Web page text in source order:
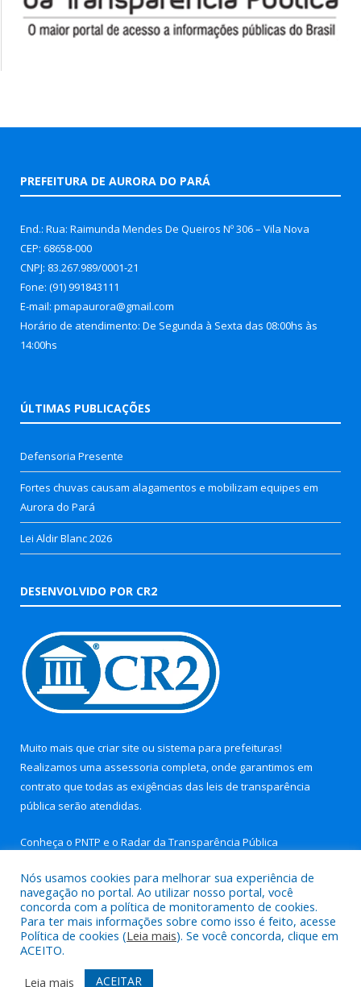
PREFEITURA DE AURORA DO PARÁ
End.: Rua: Raimunda Mendes De Queiros Nº 306 – Vila Nova
CEP: 68658-000
CNPJ: 83.267.989/0001-21
Fone: (91) 991843111
E-mail: pmapaurora@gmail.com
Horário de atendimento: De Segunda à Sexta das 08:00hs às
14:00hs
ÚLTIMAS PUBLICAÇÕES
Defensoria Presente
Fortes chuvas causam alagamentos e mobilizam equipes em
Aurora do Pará
Lei Aldir Blanc 2026
DESENVOLVIDO POR CR2
Muito mais que criar site ou sistema para prefeituras!
Realizamos uma assessoria completa, onde garantimos em
contrato que todas as exigências das leis de transparência
pública serão atendidas.
Conheça o PNTP e o Radar da Transparência Pública
Todos os direitos reservados a Prefeitura Municipal de Aurora
do Pará.
Mapa do Site Acessar Área Administrativa
Nós usamos cookies para melhorar sua experiência de
navegação no portal. Ao utilizar nosso portal, você
concorda com a política de monitoramento de cookies.
Para ter mais informações sobre como isso é feito, acesse
Política de cookies (Leia mais). Se você concorda, clique em
ACEITO.
Leia mais
ACEITAR